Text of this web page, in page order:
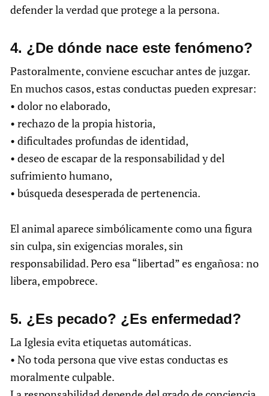
defender la verdad que protege a la persona.
4.⁠ ⁠¿De dónde nace este fenómeno?
Pastoralmente, conviene escuchar antes de juzgar.
En muchos casos, estas conductas pueden expresar:
• dolor no elaborado,
• rechazo de la propia historia,
• dificultades profundas de identidad,
• deseo de escapar de la responsabilidad y del
sufrimiento humano,
• búsqueda desesperada de pertenencia.
El animal aparece simbólicamente como una figura
sin culpa, sin exigencias morales, sin
responsabilidad. Pero esa “libertad” es engañosa: no
libera, empobrece.
5.⁠ ⁠¿Es pecado? ¿Es enfermedad?
La Iglesia evita etiquetas automáticas.
• No toda persona que vive estas conductas es
moralmente culpable.